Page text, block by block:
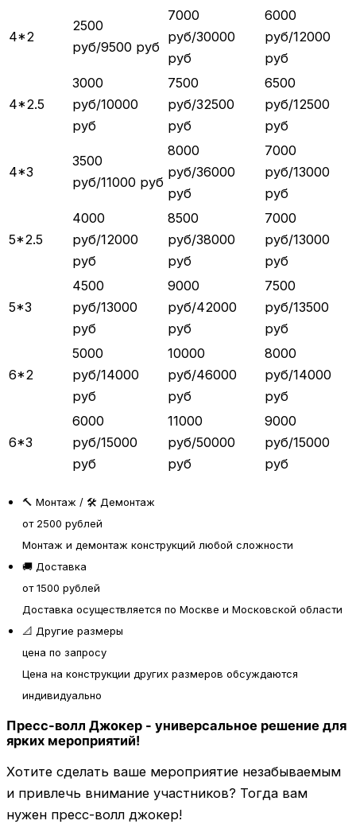
4*2
2500
руб/9500 руб
7000
руб/30000
руб
6000
руб/12000
руб
4*2.5
3000
руб/10000
руб
7500
руб/32500
руб
6500
руб/12500
руб
4*3
3500
руб/11000 руб
8000
руб/36000
руб
7000
руб/13000
руб
5*2.5
4000
руб/12000
руб
8500
руб/38000
руб
7000
руб/13000
руб
5*3
4500
руб/13000
руб
9000
руб/42000
руб
7500
руб/13500
руб
6*2
5000
руб/14000
руб
10000
руб/46000
руб
8000
руб/14000
руб
6*3
6000
руб/15000
руб
11000
руб/50000
руб
9000
руб/15000
руб
🔨 Монтаж / 🛠️ Демонтаж
от 2500 рублей
Монтаж и демонтаж конструкций любой сложности
🚚 Доставка
от 1500 рублей
Доставка осуществляется по Москве и Московской области
📐 Другие размеры
цена по запросу
Цена на конструкции других размеров обсуждаются
индивидуально
Пресс-волл Джокер - универсальное решение для
ярких мероприятий!
Хотите сделать ваше мероприятие незабываемым
и привлечь внимание участников? Тогда вам
нужен пресс-волл джокер!